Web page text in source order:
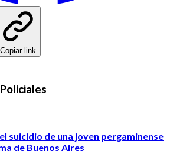
Copiar link
suicidio de una joven pergaminense
de Buenos Aires